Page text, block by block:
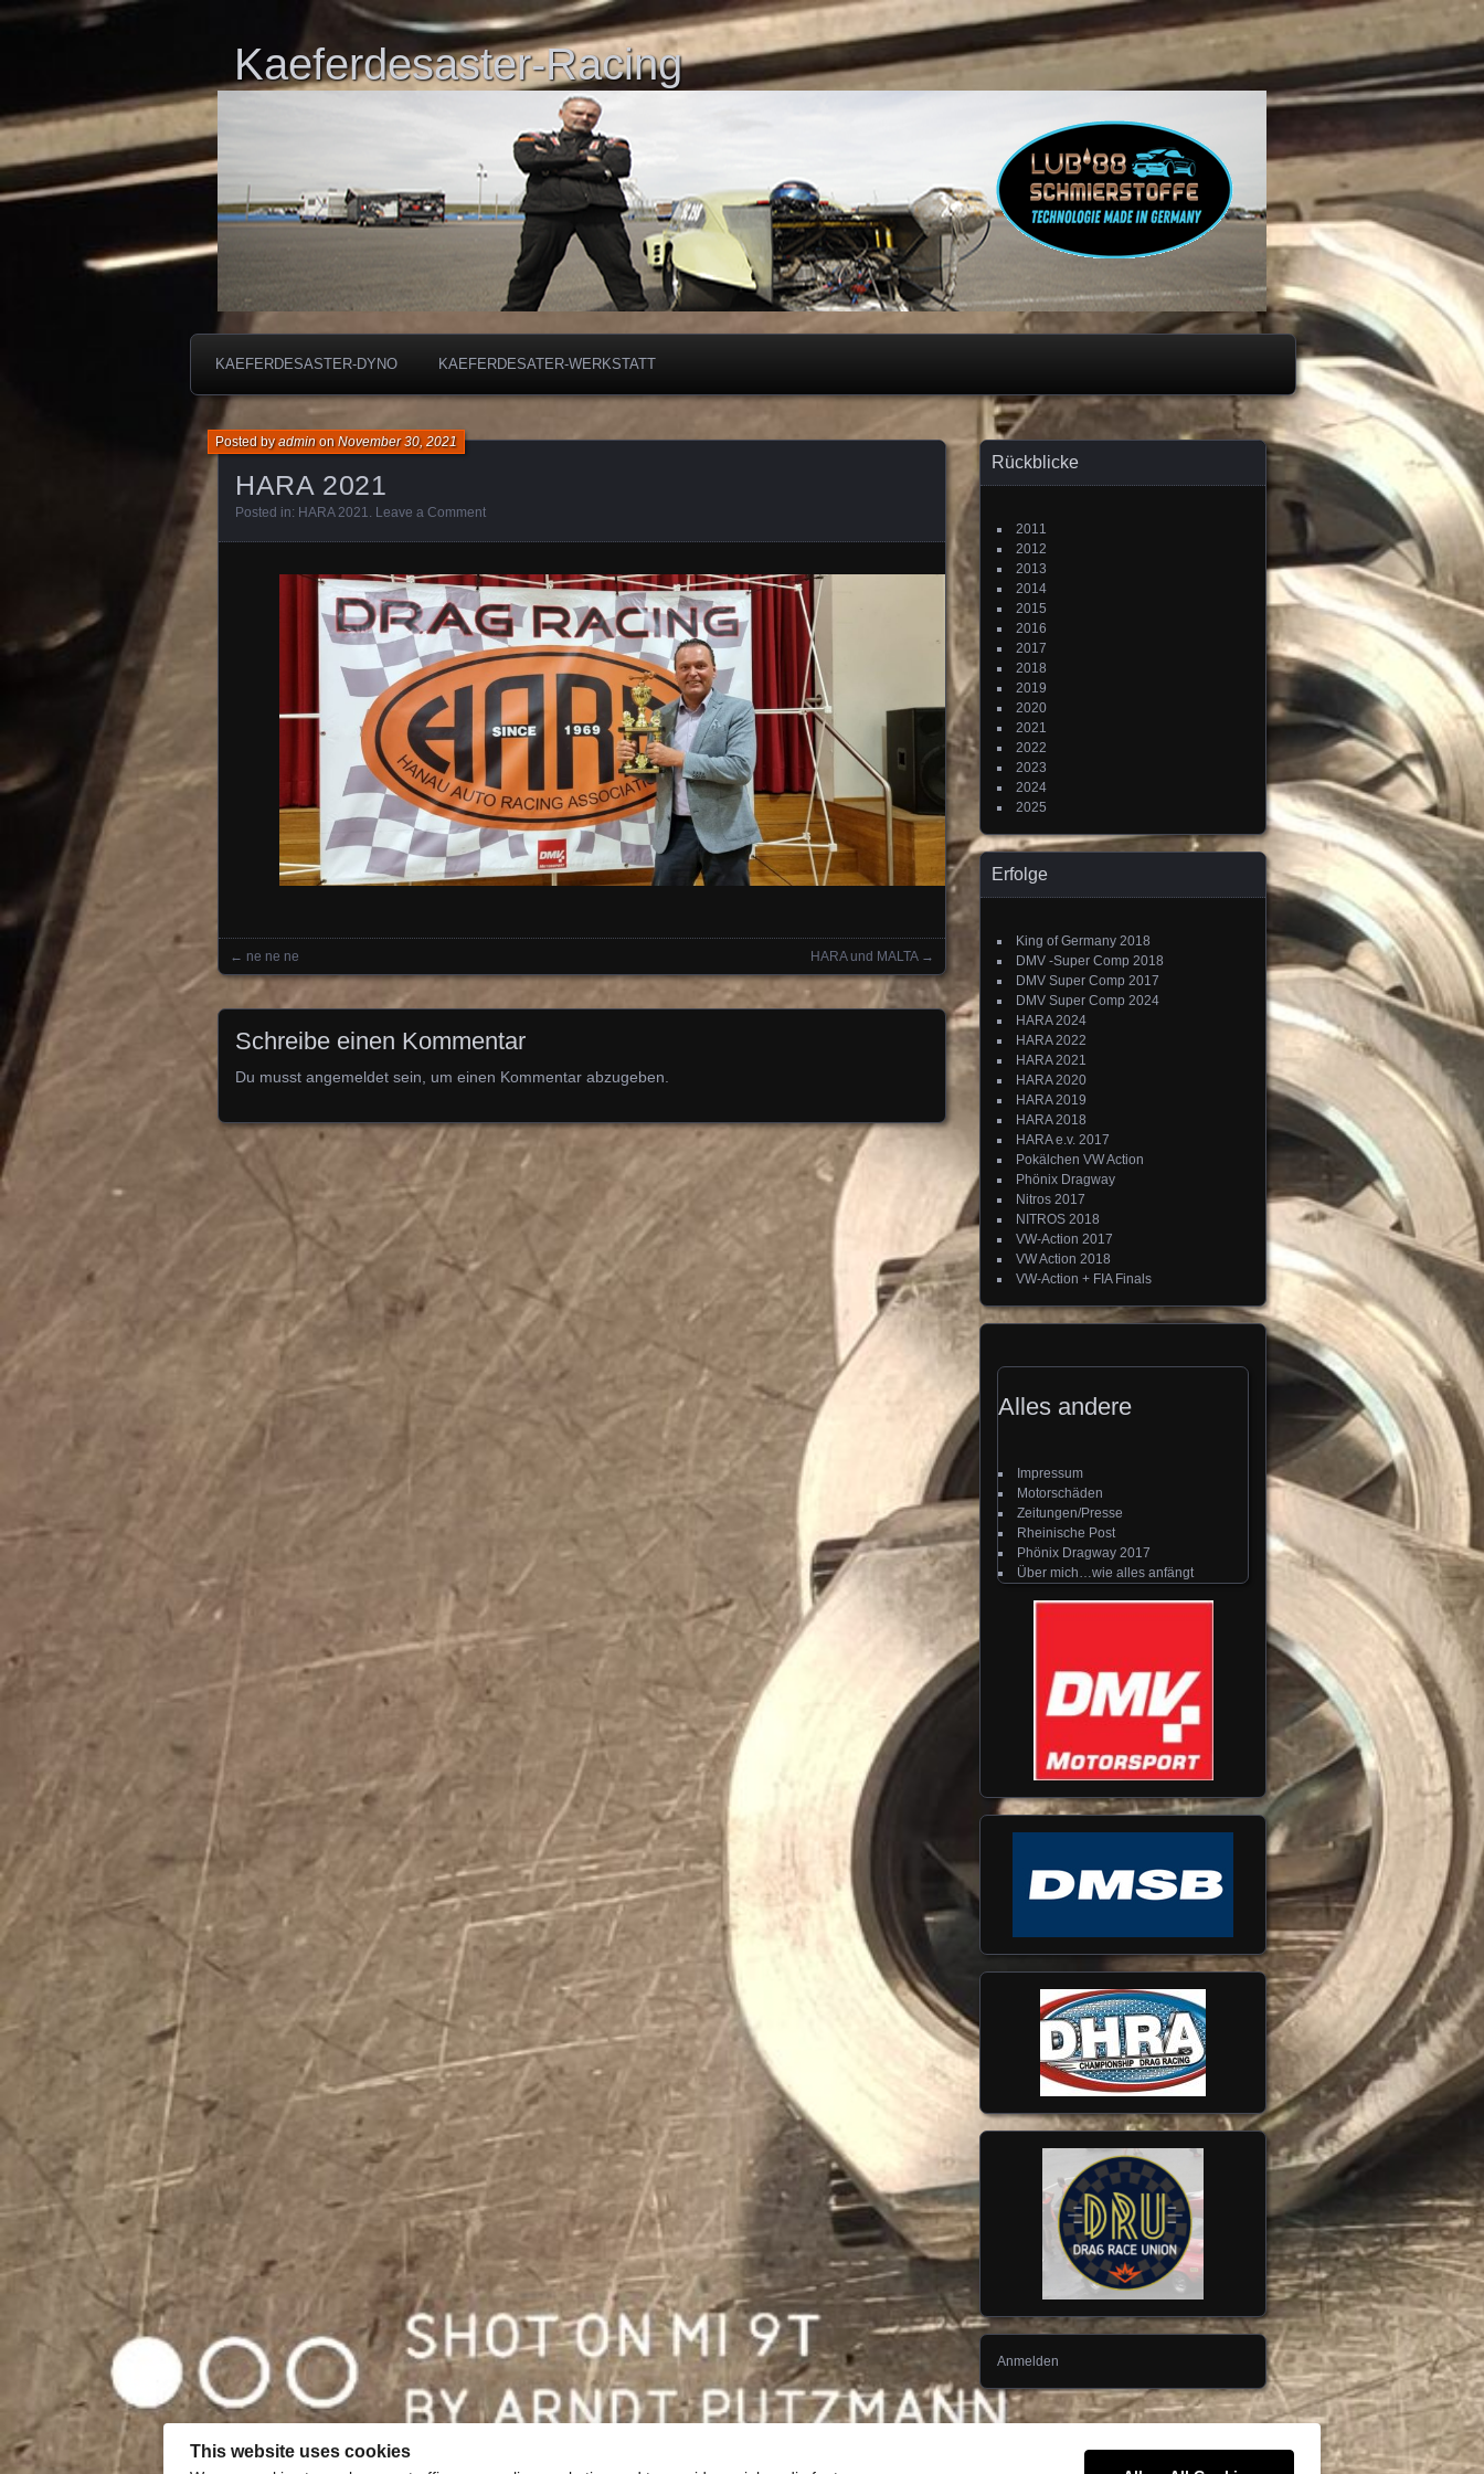
Kaeferdesaster-Racing
KAEFERDESASTER-DYNO KAEFERDESATER-WERKSTATT
HARA 2021
Posted byadminonNovember 30, 2021
Posted in: HARA 2021. Leave a Comment
Posts navigation
← ne ne ne HARA und MALTA→
Schreibe einen Kommentar
Du musst angemeldet sein, um einen Kommentar abzugeben.
Rückblicke
2011
2012
2013
2014
2015
2016
2017
2018
2019
2020
2021
2022
2023
2024
2025
Erfolge
King of Germany 2018
DMV -Super Comp 2018
DMV Super Comp 2017
DMV Super Comp 2024
HARA 2024
HARA 2022
HARA 2021
HARA 2020
HARA 2019
HARA 2018
HARA e.v. 2017
Pokälchen VW Action
Phönix Dragway
Nitros 2017
NITROS 2018
VW-Action 2017
VW Action 2018
VW-Action + FIA Finals
Alles andere
Impressum
Motorschäden
Zeitungen/Presse
Rheinische Post
Phönix Dragway 2017
Über mich…wie alles anfängt
Anmelden
This website uses cookies